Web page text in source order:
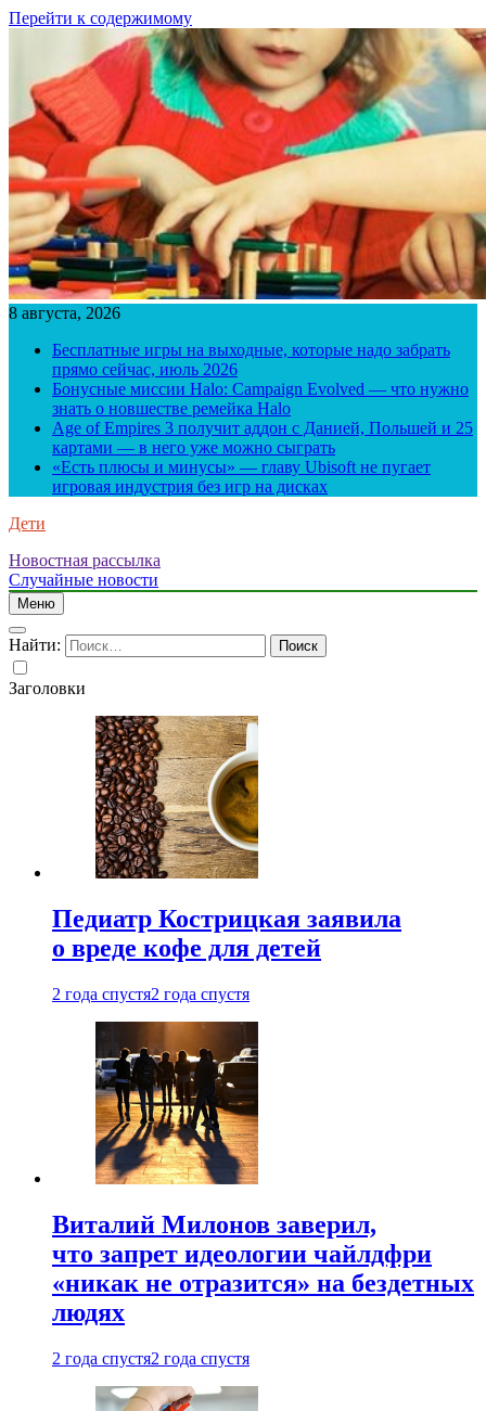
Перейти к содержимому
8 августа, 2026
Бесплатные игры на выходные, которые надо забрать
прямо сейчас, июль 2026
Бонусные миссии Halo: Campaign Evolved — что нужно
знать о новшестве ремейка Halo
Age of Empires 3 получит аддон с Данией, Польшей и 25
картами — в него уже можно сыграть
«Есть плюсы и минусы» — главу Ubisoft не пугает
игровая индустрия без игр на дисках
Дети
Новостная рассылка
Случайные новости
Меню
Найти:
Заголовки
Педиатр Кострицкая заявила
о вреде кофе для детей
2 года спустя2 года спустя
Виталий Милонов заверил,
что запрет идеологии чайлдфри
«никак не отразится» на бездетных
людях
2 года спустя2 года спустя